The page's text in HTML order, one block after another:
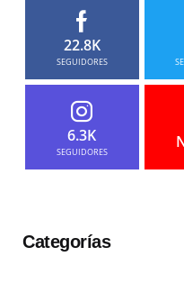
22.8K
SEGUIDORES
6.3K
SEGUIDORES
Categorías